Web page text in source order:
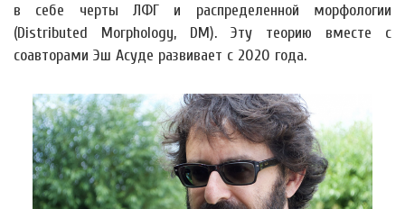
в себе черты ЛФГ и распределенной морфологии
(Distributed Morphology, DM). Эту теорию вместе с
соавторами Эш Асуде развивает с 2020 года.